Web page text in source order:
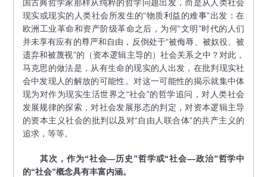
国古典哲学家那样从纯粹的哲学问题出发，而是从人类社会
现实或现实的人类社会所发生的“物质利益的难事”出发：在
欧洲工业革命和资产阶级革命之后，为何“文明”时代的人们
并未享有应有的尊严和自由，反倒处于“被侮辱、被奴役、被
遗弃和被蔑视”的（资本逻辑主导的）社会关系之中？对此，
马克思的做法是，从有生命的现实的人出发，在批判现实社
会中发现人的解放的可能性。对这一可能性的揭示就集中体
现为对作为现实生活世界之“社会”的哲学追问，对人类社会
发展规律的探索，对社会发展形态的判定，对资本逻辑主导
的资本主义社会的批判以及对“自由人联合体”的共产主义的
追求，等等。
其次，作为“社会—历史”哲学或“社会—政治”哲学中
的“社会”概念具有丰富内涵。